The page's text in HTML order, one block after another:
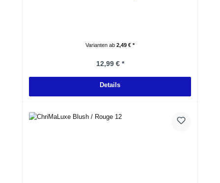
Varianten ab 2,49 € *
Regulärer Preis:
12,99 € *
Details